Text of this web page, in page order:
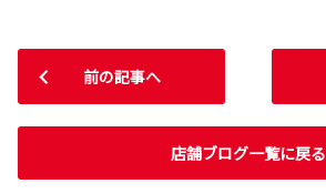
前の記事へ
店舗ブログ一覧に戻る